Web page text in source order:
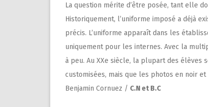
La question mérite d’être posée, tant elle
Historiquement, l’uniforme imposé a déjà
précis. L’uniforme apparaît dans les
uniquement pour les internes. Avec la
à peu. Au XXe siècle, la plupart des élèves
customisées, mais que les photos en noir
Benjamin Cornuez / C.N et B.C